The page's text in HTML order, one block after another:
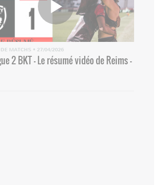
MATCHS • 27/04/2026
2 BKT - Le résumé vidéo de Reims -